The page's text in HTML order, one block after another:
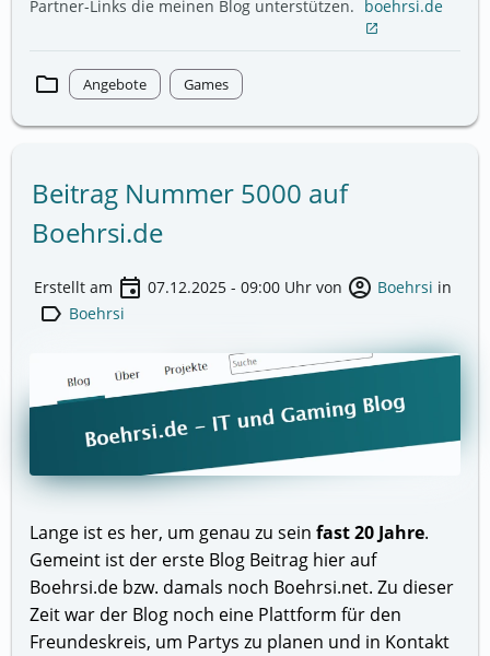
Partner-Links die meinen Blog unterstützen. boehrsi.de
open_in_new
folder Angebote Games
Beitrag Nummer 5000 auf
Boehrsi.de
Erstellt am event 07.12.2025 - 09:00 Uhr von account_circle Boehrsi in
label Boehrsi
Lange ist es her, um genau zu seinfast 20 Jahre.
Gemeint ist der erste Blog Beitrag hier auf
Boehrsi.de bzw. damals noch Boehrsi.net. Zu dieser
Zeit war der Blog noch eine Plattform für den
Freundeskreis, um Partys zu planen und in Kontakt